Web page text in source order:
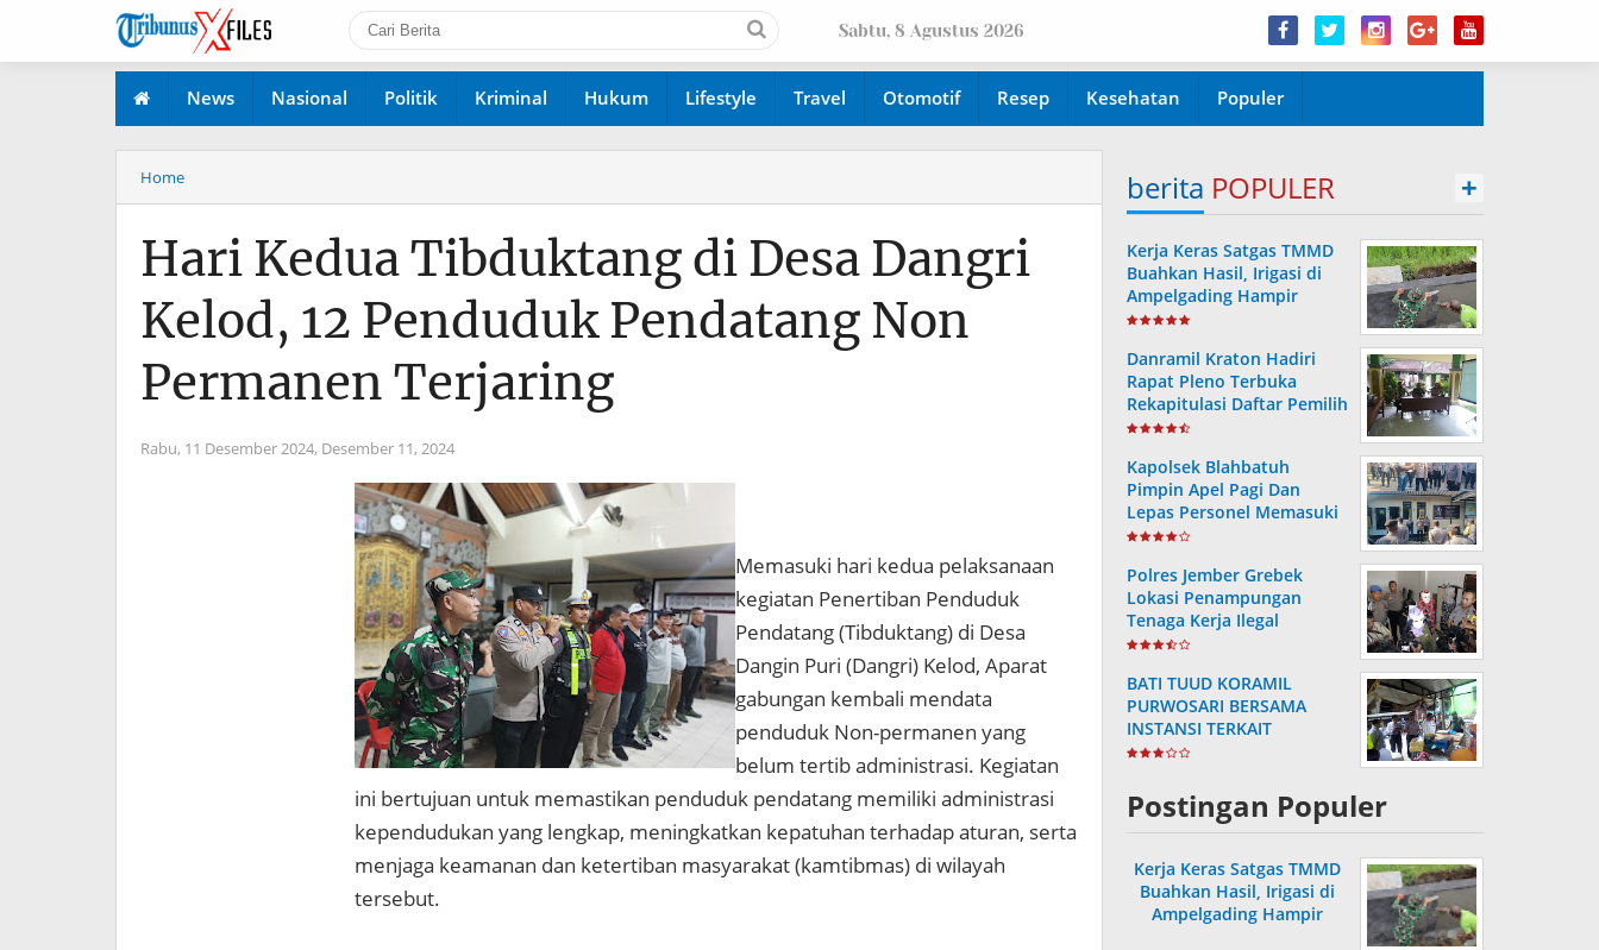
Sabtu, 8 Agustus 2026
News Nasional Politik Kriminal Hukum Lifestyle Travel Otomotif Resep Kesehatan Populer
Home
Hari Kedua Tibduktang di Desa Dangri
Kelod, 12 Penduduk Pendatang Non
Permanen Terjaring
Rabu, 11 Desember 2024, Desember 11, 2024
Memasuki hari kedua pelaksanaan
kegiatan Penertiban Penduduk
Pendatang (Tibduktang) di Desa
Dangin Puri (Dangri) Kelod, Aparat
gabungan kembali mendata
penduduk Non-permanen yang
belum tertib administrasi. Kegiatan
ini bertujuan untuk memastikan penduduk pendatang memiliki administrasi
kependudukan yang lengkap, meningkatkan kepatuhan terhadap aturan, serta
menjaga keamanan dan ketertiban masyarakat (kamtibmas) di wilayah
tersebut.
berita POPULER +
Kerja Keras Satgas TMMD
Buahkan Hasil, Irigasi di
Ampelgading Hampir
Rampung
Danramil Kraton Hadiri
Rapat Pleno Terbuka
Rekapitulasi Daftar Pemilih
Hasil Pemutakhiran
Kapolsek Blahbatuh
Pimpin Apel Pagi Dan
Lepas Personel Memasuki
Masa Purnabakti
Polres Jember Grebek
Lokasi Penampungan
Tenaga Kerja Ilegal
BATI TUUD KORAMIL
PURWOSARI BERSAMA
INSTANSI TERKAIT
LAKSANAKAN
SEMBAKO
Postingan Populer
Kerja Keras Satgas TMMD
Buahkan Hasil, Irigasi di
Ampelgading Hampir